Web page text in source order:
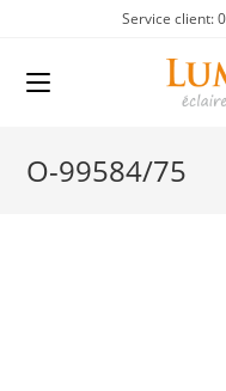
content
Service client:
O-99584/75